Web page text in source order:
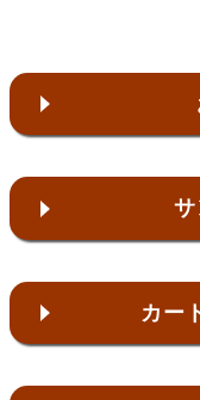
カー